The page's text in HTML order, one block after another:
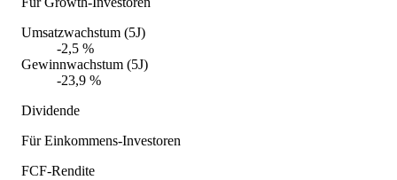
Umsatzwachstum (5J)
-2,5 %
Gewinnwachstum (5J)
-23,9 %
Dividende
Für Einkommens-Investoren
FCF-Rendite